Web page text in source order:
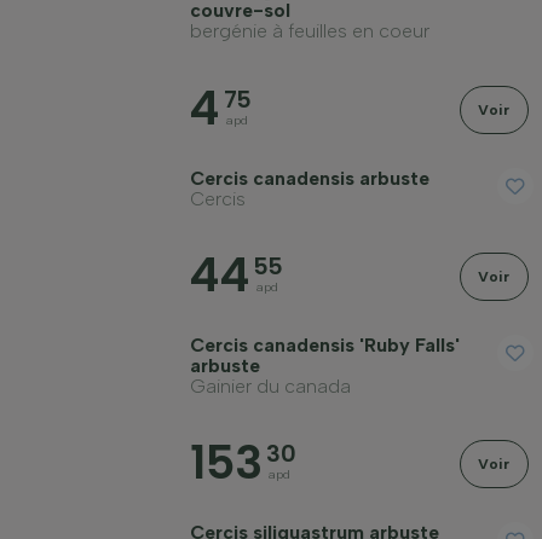
couvre-sol
bergénie à feuilles en coeur
4 75
apd
Voir
Cercis canadensis arbuste
Cercis
44 55
apd
Voir
Cercis canadensis 'Ruby Falls'
arbuste
Gainier du canada
153 30
apd
Voir
Cercis siliquastrum arbuste